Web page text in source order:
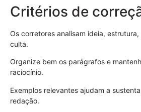
Critérios de
Os corretores analisam ideia,
culta.
Organize bem os parágrafos e
raciocínio.
Exemplos relevantes ajudam a
redação.